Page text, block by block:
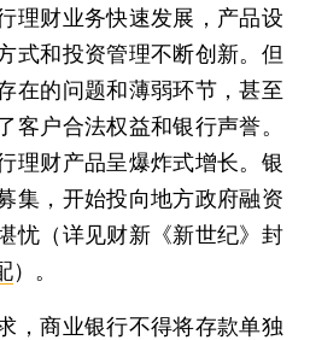
财业务快速发展，产品设
式和投资管理不断创新。但
在的问题和薄弱环节，甚至
客户合法权益和银行声誉。
理财产品呈爆炸式增长。银
集，开始投向地方政府融资
忧（详见财新《新世纪》封
）。
商业银行不得将存款单独